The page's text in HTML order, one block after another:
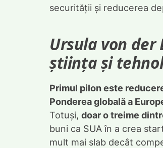
securității și reducerea
Ursula von der
știința și
Primul pilon este
Ponderea globală a
Totuși, doar o treime
buni ca SUA în a crea
mult mai slab decât